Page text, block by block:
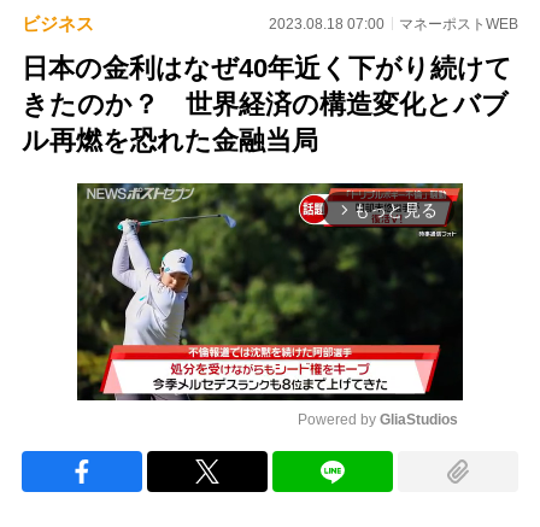
ビジネス 2023.08.18 07:00 マネーポストWEB
日本の金利はなぜ40年近く下がり続けて
きたのか？ 世界経済の構造変化とバブ
ル再燃を恐れた金融当局
arrow_forward_ios もっと見る
Powered by GliaStudios